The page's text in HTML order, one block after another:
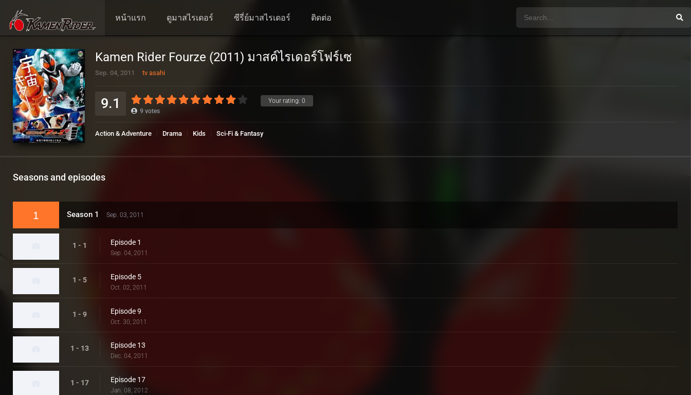
หน้าแรก ดูมาสไรเดอร์ ซีรี่ย์มาสไรเดอร์ ติดต่อ
Kamen Rider Fourze (2011) มาสค์ไรเดอร์โฟร์เซ
Sep. 04, 2011 tv asahi
Your rating: 0
9.1 9 votes
Action & Adventure Drama Kids Sci-Fi & Fantasy
Seasons and episodes
1 Season 1 Sep. 03, 2011
1 - 1 Episode 1
Sep. 04, 2011
1 - 5 Episode 5
Oct. 02, 2011
1 - 9 Episode 9
Oct. 30, 2011
1 - 13 Episode 13
Dec. 04, 2011
1 - 17 Episode 17
Jan. 08, 2012